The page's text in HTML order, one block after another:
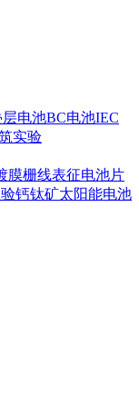
电池BC电池IEC
实验
膜栅线表征电池片
钙钛矿太阳能电池